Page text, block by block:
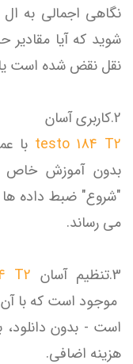
نگاهی اجمالی به
شوید که آیا
نقل نقض شده است
2.کاربری آسان
testo 184 T2 با
بدون آموزش خاص
"شروع" ضبط داده ها
می رساند.
3.تنظیم آسان T2
موجود است که با
است - بدون
هزینه اضافی.